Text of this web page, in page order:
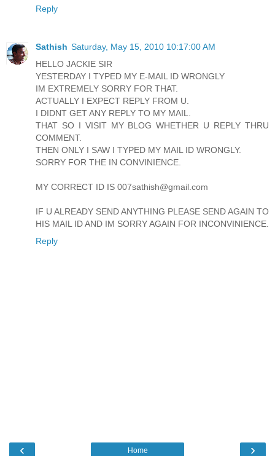
Reply
Sathish Saturday, May 15, 2010 10:17:00 AM
HELLO JACKIE SIR
YESTERDAY I TYPED MY E-MAIL ID WRONGLY
IM EXTREMELY SORRY FOR THAT.
ACTUALLY I EXPECT REPLY FROM U.
I DIDNT GET ANY REPLY TO MY MAIL.
THAT SO I VISIT MY BLOG WHETHER U REPLY THRU
COMMENT.
THEN ONLY I SAW I TYPED MY MAIL ID WRONGLY.
SORRY FOR THE IN CONVINIENCE.
MY CORRECT ID IS 007sathish@gmail.com
IF U ALREADY SEND ANYTHING PLEASE SEND AGAIN TO
HIS MAIL ID AND IM SORRY AGAIN FOR INCONVINIENCE.
Reply
‹ ›
Home